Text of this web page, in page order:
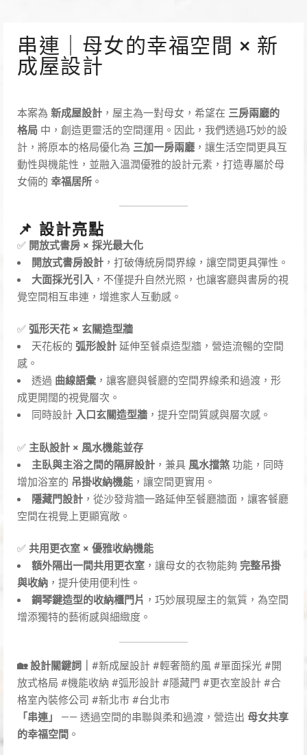
串連｜母女的幸福空間 × 新
成屋設計
本案為新成屋設計 ，屋主為一對母女，希望在 三房兩廳的
格局 中，創造更靈活的空間運用。因此，我們透過巧妙的設
計，將原本的格局優化為 三加一房兩廳 ，讓生活空間更具互
動性與機能性，並融入溫潤優雅的設計元素，打造專屬於母
女倆的幸福居所 。
📌 設計亮點
✅ 開放式書房 × 採光最大化
開放式書房設計 ，打破傳統房間界線，讓空間更具彈性。
大面採光引入 ，不僅提升自然光照，也讓客廳與書房的視
覺空間相互串連，增進家人互動感。
✅弧形天花 × 玄關造型牆
天花板的弧形設計延伸至餐桌造型牆，營造流暢的空間
感。
透過 曲線語彙 ，讓客廳與餐廳的空間界線柔和過渡，形
成更開闊的視覺層次。
同時設計入口玄關造型牆 ，提升空間質感與層次感。
✅主臥設計 × 風水機能並存
主臥與主浴之間的隔屏設計 ，兼具風水擋煞功能，同時
增加浴室的 吊掛收納機能 ，讓空間更實用。
隱藏門設計 ，從沙發背牆一路延伸至餐廳牆面，讓客餐廳
空間在視覺上更顯寬敞。
✅共用更衣室 × 優雅收納機能
額外隔出一間共用更衣室 ，讓母女的衣物能夠完整吊掛
與收納 ，提升使用便利性。
鋼琴鍵造型的收納櫃門片 ，巧妙展現屋主的氣質，為空間
增添獨特的藝術感與細緻度。
🏡 設計關鍵詞｜#新成屋設計 #輕奢簡約風 #單面採光 #開
放式格局 #機能收納 #弧形設計 #隱藏門 #更衣室設計 #合
格室內裝修公司 #新北市 #台北市
「串連」
—— 透過空間的串聯與柔和過渡，營造出母女共享
的幸福空間 。